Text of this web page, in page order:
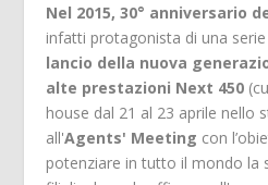
Nel 2015, 30° anniversario
infatti protagonista di una
lancio della nuova
alte prestazioni Next 450
house dal 21 al 23 aprile nello
all'Agents' Meeting con
potenziare in tutto il mondo la